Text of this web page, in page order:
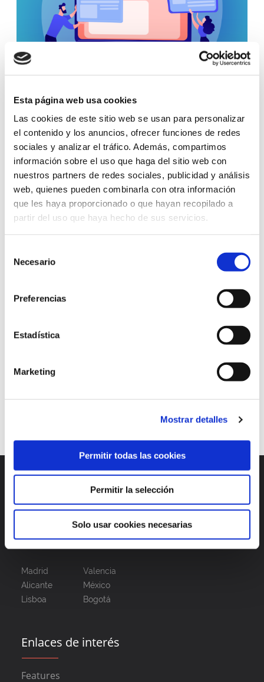
Esta página web usa cookies
Las cookies de este sitio web se usan para personalizar
el contenido y los anuncios, ofrecer funciones de redes
sociales y analizar el tráfico. Además, compartimos
información sobre el uso que haga del sitio web con
nuestros partners de redes sociales, publicidad y análisis
web, quienes pueden combinarla con otra información
que les haya proporcionado o que hayan recopilado a
partir del uso que haya hecho de sus servicios.
Necesario
Preferencias
Estadística
Marketing
Mostrar detalles
Permitir todas las cookies
Permitir la selección
Solo usar cookies necesarias
WHAT IS THE LEAD SCORING?
Escrito el 25 de Junepor DAAS Suite
We tell you what the lead scoring is, its relationship
with inbound marketing and how it can collaborate with
lead nurturing.
buyer
lead scoring
sales funnel
Madrid
Valencia
Alicante
México
Lisboa
Bogotá
Enlaces de interés
Features